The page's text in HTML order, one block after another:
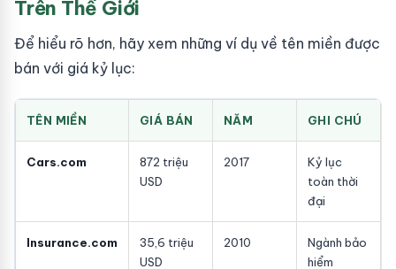
Trên Thế Giới
Để hiểu rõ hơn, hãy xem những ví dụ về tên miền được
bán với giá kỷ lục:
TÊN MIỀN GIÁ BÁN NĂM GHI CHÚ
Cars.com
872 triệu
USD
2017
Kỷ lục
toàn thời
đại
Insurance.com
35,6 triệu
USD
2010
Ngành bảo
hiểm